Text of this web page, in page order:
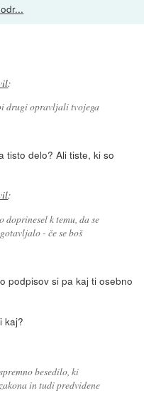
:
drugi opravljali tvojega
tisto delo? Ali tiste, ki so
:
doprinesel k temu, da se
- če se boš
podpisov si pa kaj ti osebno
kaj?
besedilo, ki
in tudi predvidene